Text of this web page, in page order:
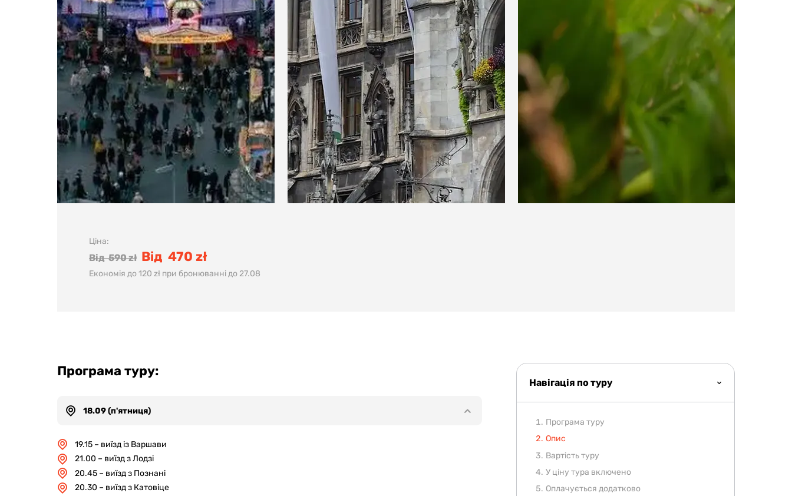
Ціна:
Від 590 zł Від 470 zł
Економія до 120 zł при бронюванні до 27.08
Програма туру:
18.09 (п'ятниця)
19.15 – виїзд із Варшави
21.00 – виїзд з Лодзі
20.45 – виїзд з Познані
20.30 – виїзд з Катовіце
Навігація по туру
Програма туру
Опис
Вартість туру
У ціну тура включено
Оплачується додатково